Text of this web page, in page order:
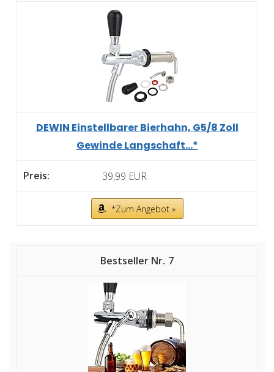
DEWIN Einstellbarer Bierhahn, G5/8 Zoll
Gewinde Langschaft...*
39,99 EUR
*Zum Angebot »
7